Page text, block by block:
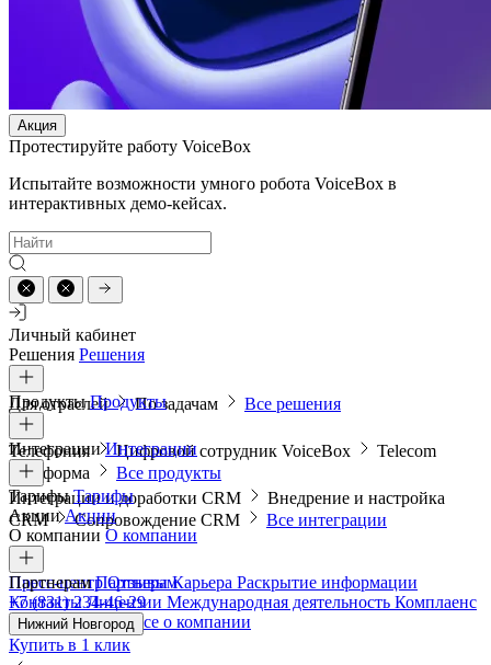
Акция
Протестируйте работу VoiceBox
Испытайте возможности умного робота VoiceBox в
интерактивных демо-кейсах.
Личный кабинет
Решения Решения
Для отраслей По задачам Все решения
ПродуктыПродукты
Телефония Цифровой сотрудник VoiceBox
Telecom
платформа
Все продукты
ИнтеграцииИнтеграции
Интеграции и доработки CRM
Внедрение и настройка
CRM
Сопровождение CRM Все интеграции
ТарифыТарифы
АкцииАкции
О компании О компании
Пресс-центрОтзывыКарьера Раскрытие информации
КонтактыЛицензии Международная деятельность Комплаенс
и деловая этикаВсе о компании
ПартнерамПартнерам
+7 (831) 234-46-29
Нижний Новгород
Купить в 1 клик